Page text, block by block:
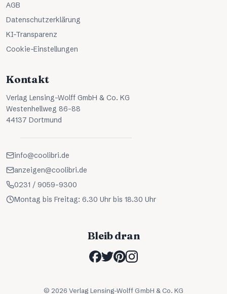
AGB
Datenschutzerklärung
KI-Transparenz
Cookie-Einstellungen
Kontakt
Verlag Lensing-Wolff GmbH & Co. KG
Westenhellweg 86-88
44137 Dortmund
info@coolibri.de
anzeigen@coolibri.de
0231 / 9059-9300
Montag bis Freitag: 6.30 Uhr bis 18.30 Uhr
Bleib dran
© 2026 Verlag Lensing-Wolff GmbH & Co. KG